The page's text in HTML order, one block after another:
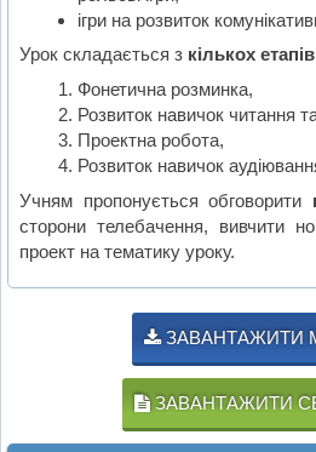
ігри на розвиток
Урок складається з кількох
Фонетична розминка,
Розвиток навичок читання
Проектна робота,
Розвиток навичок
Учням пропонується обговорити
сторони телебачення, вивчити
проект на тематику уроку.
ЗАВАНТАЖИТИ
ЗАВАНТАЖИТИ